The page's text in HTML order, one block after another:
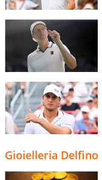
Gioielleria Delfino